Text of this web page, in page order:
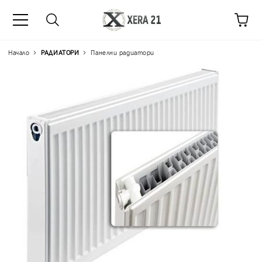
Начало РАДИАТОРИ Панелни радиатори